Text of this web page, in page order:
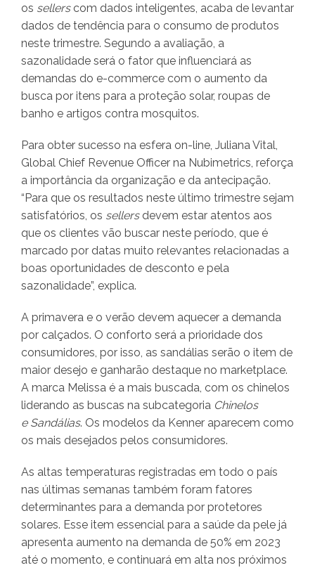
os sellerscom dados inteligentes, acaba de levantar
dados de tendência para o consumo de produtos
neste trimestre. Segundo a avaliação, a
sazonalidade será o fator que influenciará as
demandas do e-commerce com o aumento da
busca por itens para a proteção solar, roupas de
banho e artigos contra mosquitos.
Para obter sucesso na esfera on-line, Juliana Vital,
Global Chief Revenue Officer na Nubimetrics, reforça
a importância da organização e da antecipação.
“Para que os resultados neste último trimestre sejam
satisfatórios, os sellersdevem estar atentos aos
que os clientes vão buscar neste período, que é
marcado por datas muito relevantes relacionadas a
boas oportunidades de desconto e pela
sazonalidade”, explica.
A primavera e o verão devem aquecer a demanda
por calçados. O conforto será a prioridade dos
consumidores, por isso, as sandálias serão o item de
maior desejo e ganharão destaque no marketplace.
A marca Melissa é a mais buscada, com os chinelos
liderando as buscas na subcategoria Chinelos
e Sandálias. Os modelos da Kenner aparecem como
os mais desejados pelos consumidores.
As altas temperaturas registradas em todo o país
nas últimas semanas também foram fatores
determinantes para a demanda por protetores
solares. Esse item essencial para a saúde da pele já
apresenta aumento na demanda de 50% em 2023
até o momento, e continuará em alta nos próximos